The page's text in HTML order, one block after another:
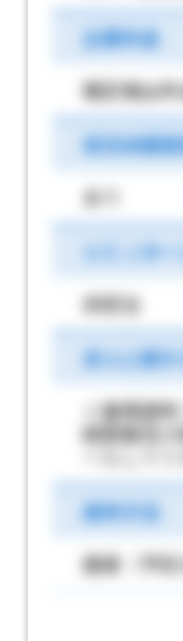
企業年金
確定拠出年
育児休業
あり
ＵＩＪタ
非該当
求人に関
＜書類選
経歴書及
ールして
選考方法
面接（予